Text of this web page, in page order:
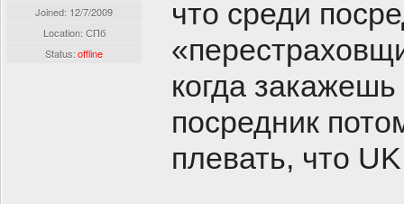
Joined: 12/7/2009
Location: СПб
Status:offline
что среди
когда
посредник
плевать, что